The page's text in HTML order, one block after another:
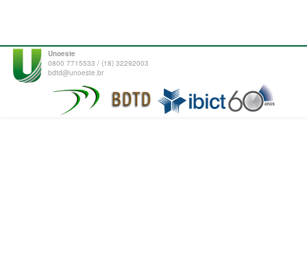
Unoeste
0800 7715533 / (18) 32292003
bdtd@unoeste.br